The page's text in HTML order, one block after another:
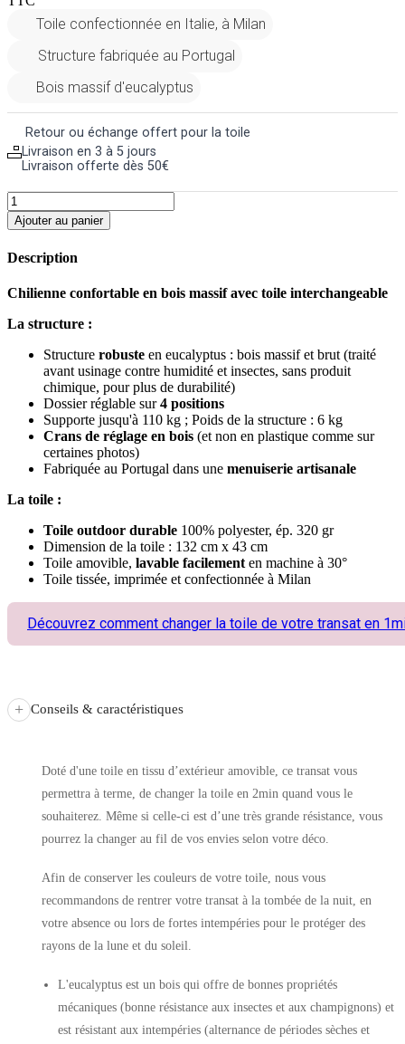
Toile confectionnée en Italie, à Milan
Structure fabriquée au Portugal
Bois massif d'eucalyptus
Retour ou échange offert pour la toile
Livraison en 3 à 5 jours
Livraison offerte dès 50€
Ajouter au panier
Description
Chilienne confortable en bois massif avec toile interchangeable
La structure :
Structure robuste en eucalyptus : bois massif et brut (traité
avant usinage contre humidité et insectes, sans produit
chimique, pour plus de durabilité)
Dossier réglable sur4 positions
Supporte jusqu'à 110 kg ; Poids de la structure : 6 kg
Crans de réglage en bois (et non en plastique comme sur
certaines photos)
Fabriquée au Portugal dans une menuiserie artisanale
La toile :
Toile outdoor durable 100% polyester, ép. 320 gr
Dimension de la toile : 132 cm x 43 cm
Toile amovible, lavable facilement en machine à 30°
Toile tissée, imprimée et confectionnée à Milan
Découvrez comment changer la toile de votre transat en
+ Conseils & caractéristiques
Doté d'une toile en tissu d’extérieur amovible, ce transat vous
permettra à terme, de changer la toile en 2min quand vous le
souhaiterez. Même si celle-ci est d’une très grande résistance, vous
pourrez la changer au fil de vos envies selon votre déco.
Afin de conserver les couleurs de votre toile, nous vous
recommandons de rentrer votre transat à la tombée de la nuit, en
votre absence ou lors de fortes intempéries pour le protéger des
rayons de la lune et du soleil.
L'eucalyptus est un bois qui offre de bonnes propriétés
mécaniques (bonne résistance aux insectes et aux champignons) et
est résistant aux intempéries (alternance de périodes sèches et